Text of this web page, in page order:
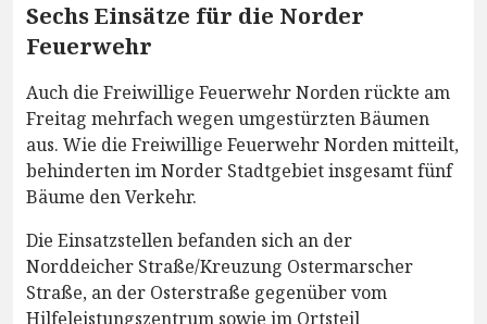
Sechs Einsätze für die Norder
Feuerwehr
Auch die Freiwillige Feuerwehr Norden rückte am
Freitag mehrfach wegen umgestürzten Bäumen
aus. Wie die Freiwillige Feuerwehr Norden mitteilt,
behinderten im Norder Stadtgebiet insgesamt fünf
Bäume den Verkehr.
Die Einsatzstellen befanden sich an der
Norddeicher Straße/Kreuzung Ostermarscher
Straße, an der Osterstraße gegenüber vom
Hilfeleistungszentrum sowie im Ortsteil